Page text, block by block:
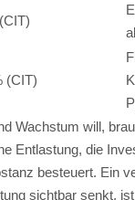
(CIT)
Wachstum will,
Entlastung, die
besteuert. Ein
sichtbar senkt,